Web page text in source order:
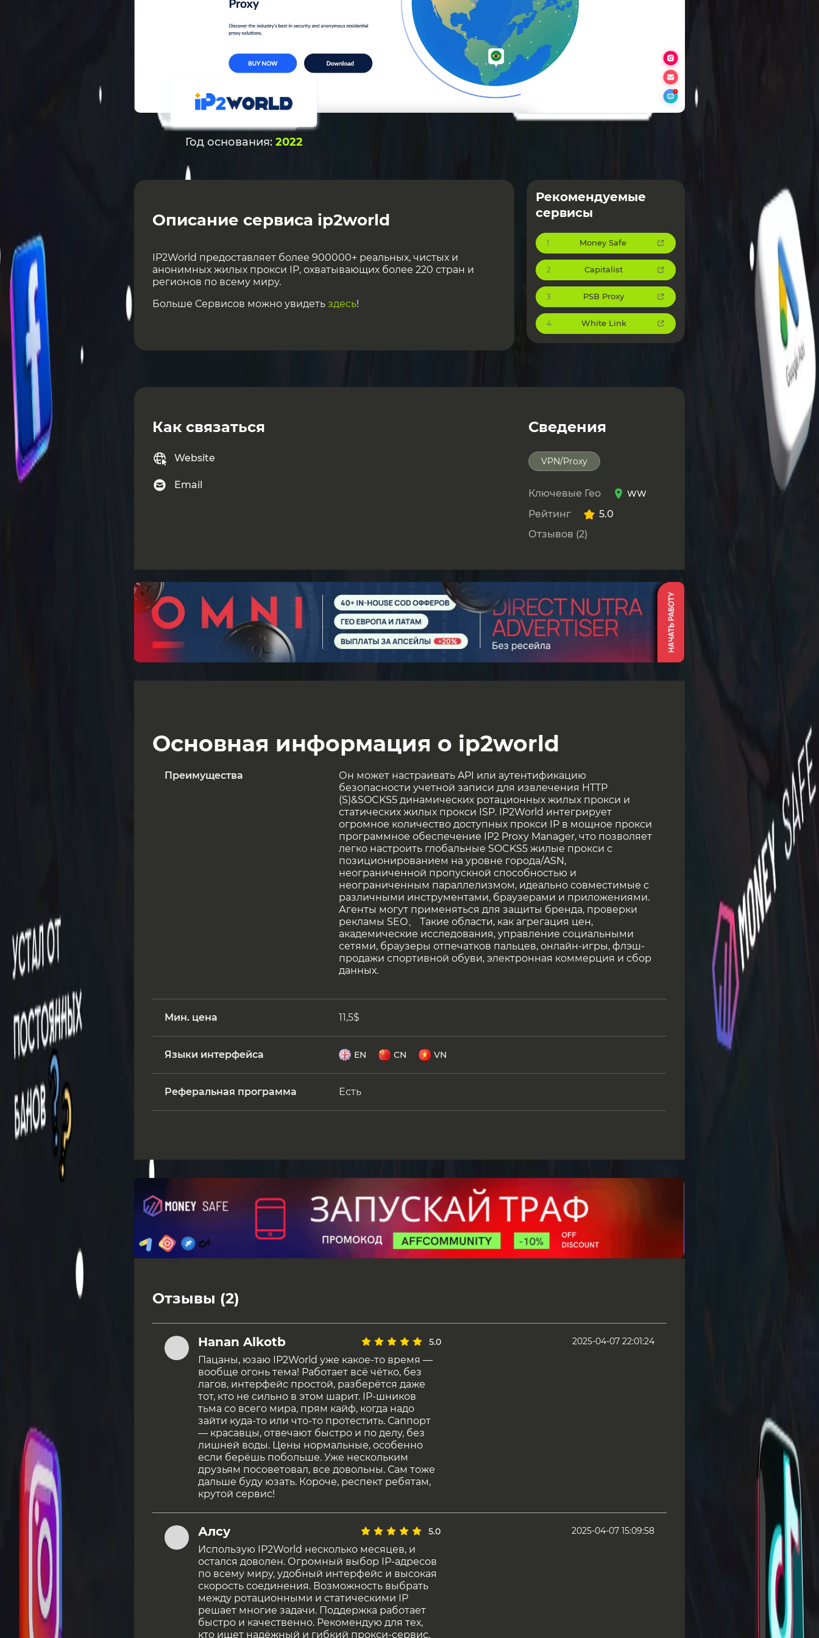
Год основания: 2022
Описание сервиса ip2world
IP2World предоставляет более 900000+ реальных, чистых и
анонимных жилых прокси IP, охватывающих более 220 стран и
регионов по всему миру.
Больше Сервисов можно увидеть здесь!
Рекомендуемые
сервисы
1 Money Safe
2 Capitalist
3 PSB Proxy
4 White Link
Как связаться
Website
Email
Сведения
VPN/Proxy
Ключевые Гео WW
Рейтинг
5.0
Отзывов (2)
Основная информация о ip2world
Преимущества
Он может настраивать API или аутентификацию
безопасности учетной записи для извлечения HTTP
(S)&SOCKS5 динамических ротационных жилых прокси и
статических жилых прокси ISP. IP2World интегрирует
огромное количество доступных прокси IP в мощное прокси
программное обеспечение IP2 Proxy Manager, что позволяет
легко настроить глобальные SOCKS5 жилые прокси с
позиционированием на уровне города/ASN,
неограниченной пропускной способностью и
неограниченным параллелизмом, идеально совместимые с
различными инструментами, браузерами и приложениями.
Агенты могут применяться для защиты бренда, проверки
рекламы SEO、 Такие области, как агрегация цен,
академические исследования, управление социальными
сетями, браузеры отпечатков пальцев, онлайн-игры, флэш-
продажи спортивной обуви, электронная коммерция и сбор
данных.
Мин. цена 11,5$
Языки интерфейса EN CN VN
Реферальная программа Есть
Отзывы (2)
Hanan Alkotb 5.0
Пацаны, юзаю IP2World уже какое-то время —
вообще огонь тема! Работает всё чётко, без
лагов, интерфейс простой, разберётся даже
тот, кто не сильно в этом шарит. IP-шников
тьма со всего мира, прям кайф, когда надо
зайти куда-то или что-то протестить. Саппорт
— красавцы, отвечают быстро и по делу, без
лишней воды. Цены нормальные, особенно
если берёшь побольше. Уже нескольким
друзьям посоветовал, все довольны. Сам тоже
дальше буду юзать. Короче, респект ребятам,
крутой сервис!
2025-04-07 22:01:24
Алсу 5.0
Использую IP2World несколько месяцев, и
остался доволен. Огромный выбор IP-адресов
по всему миру, удобный интерфейс и высокая
скорость соединения. Возможность выбрать
между ротационными и статическими IP
решает многие задачи. Поддержка работает
быстро и качественно. Рекомендую для тех,
кто ищет надёжный и гибкий прокси-сервис.
2025-04-07 15:09:58